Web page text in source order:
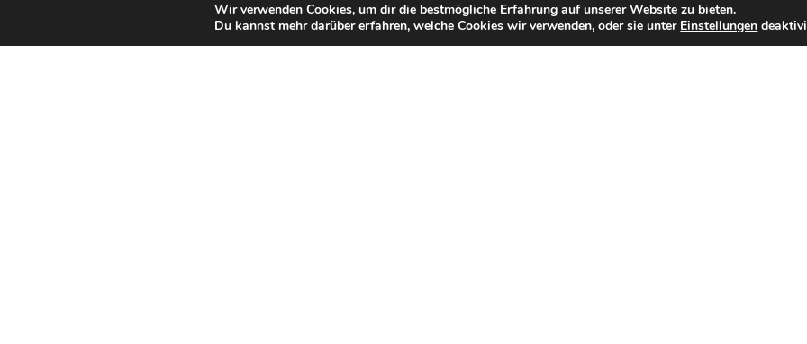
Wir verwenden Cookies, um dir die bestmögliche Erfahrung auf unserer Website zu bieten.
Du kannst mehr darüber erfahren, welche Cookies wir verwenden, oder sie unter Einstellungen